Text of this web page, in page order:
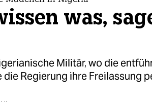
was,
Militär, wo die
die Regierung ihre Freilassung